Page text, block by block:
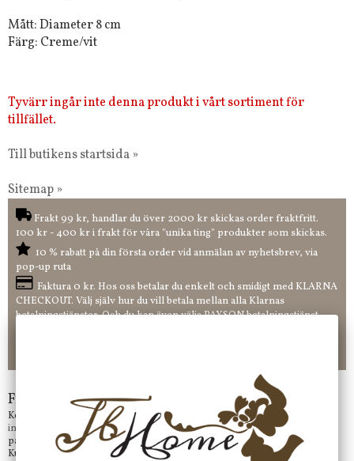
Mått: Diameter 8 cm
Färg: Creme/vit
Tyvärr ingår inte denna produkt i vårt sortiment för
tillfället.
Till butikens startsida »
Sitemap »
Frakt 99 kr, handlar du över 2000 kr skickas order fraktfritt.
100 kr - 400 kr i frakt för våra "unika ting" produkter som skickas.
10 % rabatt på din första order vid anmälan av nyhetsbrev, via
pop-up ruta
Faktura 0 kr. Hos oss betalar du enkelt och smidigt med KLARNA
CHECKOUT. Välj själv hur du vill betala mellan alla Klarnas
betalningstjänster. Och du kan även välja PAYSON betalningstjänst.
Frågor?
Kontakta oss på
info@jbhome.se
Vi svarar
på mail så fort vi kan.
Kundtjänst telefontid öppet vardagar mellan 10.00 - 15.00